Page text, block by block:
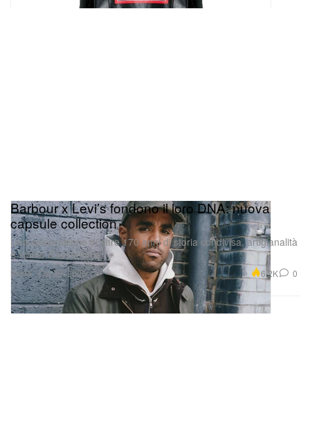
Moda
Barbour x Levi’s fondono il loro DNA: nuova
capsule collection
Una celebrazione di oltre 170 anni di storia condivisa, artigianalità
e spirito d’avventura.
Oct 30, 2025 6.2K 0